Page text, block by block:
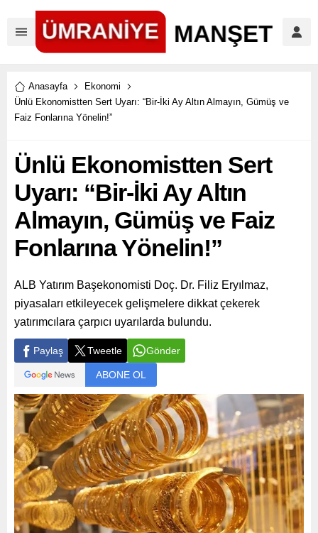
Anasayfa
Ekonomi
Ünlü Ekonomistten Sert Uyarı: “Bir-İki Ay Altın Almayın, Gümüş ve
Faiz Fonlarına Yönelin!”
Ünlü Ekonomistten Sert
Uyarı: “Bir-İki Ay Altın
Almayın, Gümüş ve Faiz
Fonlarına Yönelin!”
ALB Yatırım Başekonomisti Doç. Dr. Filiz Eryılmaz,
piyasaları etkileyecek gelişmelere dikkat çekerek
yatırımcılara çarpıcı uyarılarda bulundu.
Paylaş Tweetle Gönder
ABONE OL